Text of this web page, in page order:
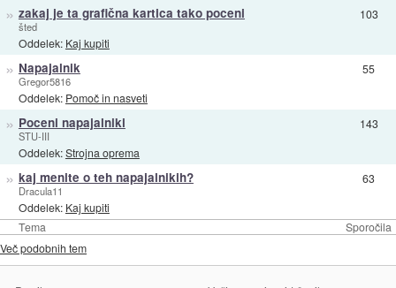
Tema Sporočila
» zakaj je ta grafična kartica tako poceni
šted
Oddelek: Kaj kupiti
103
» Napajalnik
Gregor5816
Oddelek: Pomoč in nasveti
55
» Poceni napajalniki
STU-III
Oddelek:Strojna oprema
143
» kaj menite o teh napajalnikih?
Dracula11
Oddelek: Kaj kupiti
63
Več podobnih tem